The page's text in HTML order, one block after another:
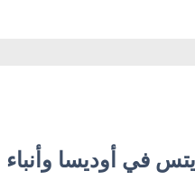
في أوديسا وأنباء